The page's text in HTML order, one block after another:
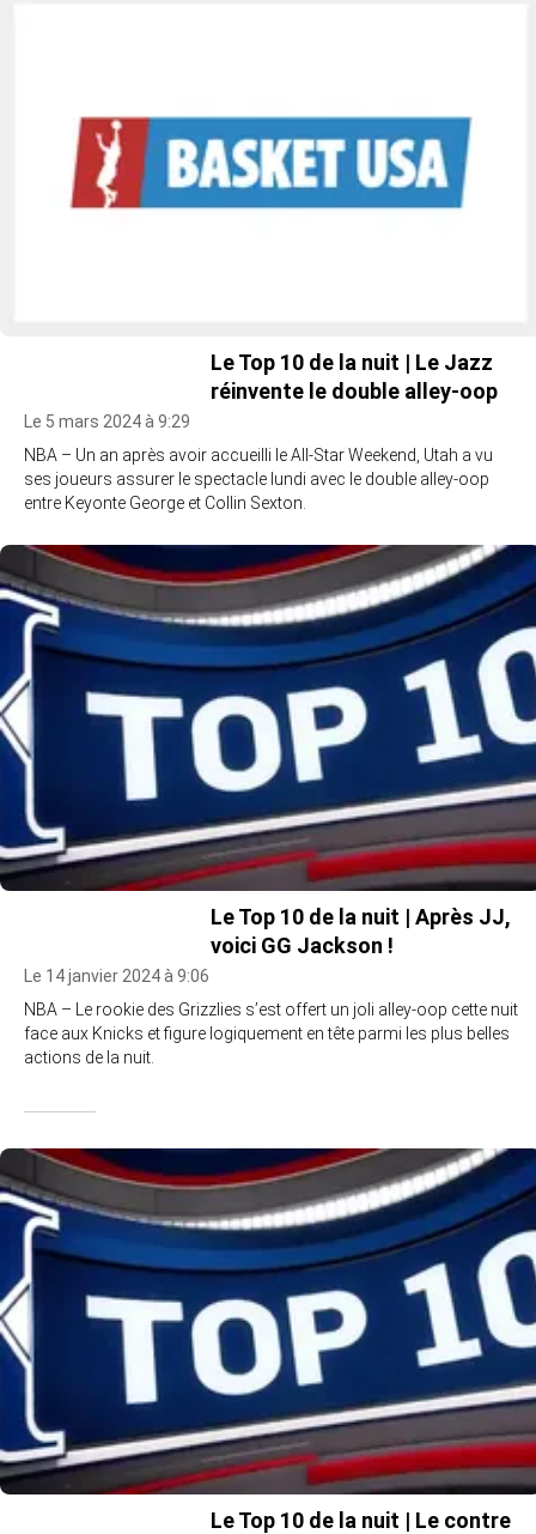
Le Top 10 de la nuit | Le Jazz
réinvente le double alley-oop
Le 5 mars 2024 à 9:29
NBA – Un an après avoir accueilli le All-Star Weekend, Utah a vu
ses joueurs assurer le spectacle lundi avec le double alley-oop
entre Keyonte George et Collin Sexton.
Le Top 10 de la nuit | Après JJ,
voici GG Jackson !
Le 14 janvier 2024 à 9:06
NBA – Le rookie des Grizzlies s’est offert un joli alley-oop cette nuit
face aux Knicks et figure logiquement en tête parmi les plus belles
actions de la nuit.
Le Top 10 de la nuit | Le contre